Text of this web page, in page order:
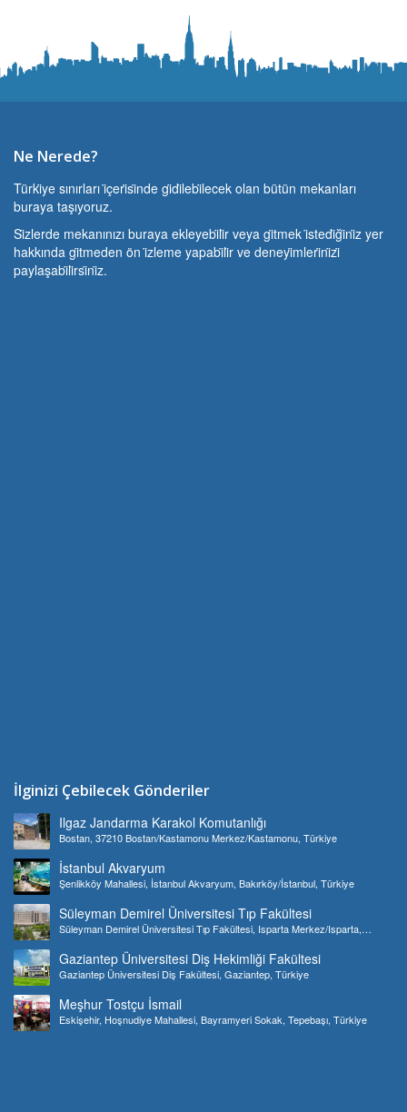
Ne Nerede?
Türki̇ye sınırları i̇çeri̇si̇nde gi̇di̇lebi̇lecek olan bütün mekanları
buraya taşıyoruz.
Si̇zlerde mekanınızı buraya ekleyebi̇li̇r veya gi̇tmek i̇stedi̇ği̇ni̇z yer
hakkında gi̇tmeden ön i̇zleme yapabi̇li̇r ve deneyi̇mleri̇ni̇zi̇
paylaşabi̇li̇rsi̇ni̇z.
İlginizi Çebilecek Gönderiler
Ilgaz Jandarma Karakol Komutanlığı
Bostan, 37210 Bostan/Kastamonu Merkez/Kastamonu, Türkiye
İstanbul Akvaryum
Şenlikköy Mahallesi, İstanbul Akvaryum, Bakırköy/İstanbul, Türkiye
Süleyman Demirel Üniversitesi Tıp Fakültesi
Süleyman Demirel Üniversitesi Tıp Fakültesi, Isparta Merkez/Isparta,
Gaziantep Üniversitesi Diş Hekimliği Fakültesi
Gaziantep Üniversitesi Diş Fakültesi, Gaziantep, Türkiye
Meşhur Tostçu İsmail
Eskişehir, Hoşnudiye Mahallesi, Bayramyeri Sokak, Tepebaşı, Türkiye